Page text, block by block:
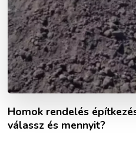
Homok rendelés
válassz és mennyit?